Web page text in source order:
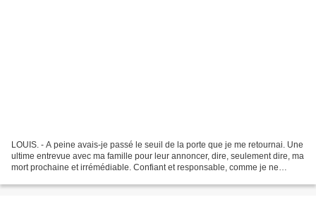
LOUIS. - A peine avais-je passé le seuil de la porte que je me retournai. Une
ultime entrevue avec ma famille pour leur annoncer, dire, seulement dire, ma
mort prochaine et irrémédiable. Confiant et responsable, comme je ne